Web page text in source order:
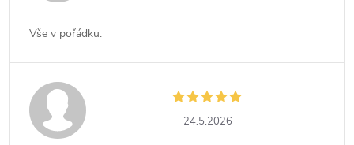
Vše v pořádku.
24.5.2026